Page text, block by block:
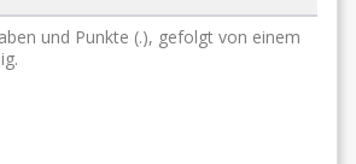
und Punkte (.), gefolgt von einem